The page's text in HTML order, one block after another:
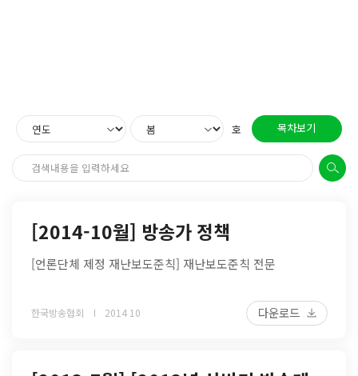
호 목차보기
[2014-10월] 방송가 정책
[언론단체 제정 재난보도준칙] 재난보도준칙 전문
한국방송협회 2014 10 다운로드